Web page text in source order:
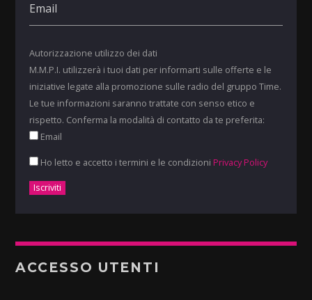
Autorizzazione utilizzo dei dati
M.M.P.I. utilizzerà i tuoi dati per informarti sulle offerte e le
iniziative legate alla promozione sulle radio del gruppo Time.
Le tue informazioni saranno trattate con senso etico e
rispetto. Conferma la modalità di contatto da te preferita:
Email
Ho letto e accetto i termini e le condizioni Privacy Policy
ACCESSO UTENTI